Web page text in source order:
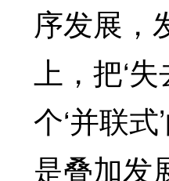
序发展，
上，把‘
个‘并联
是叠加发